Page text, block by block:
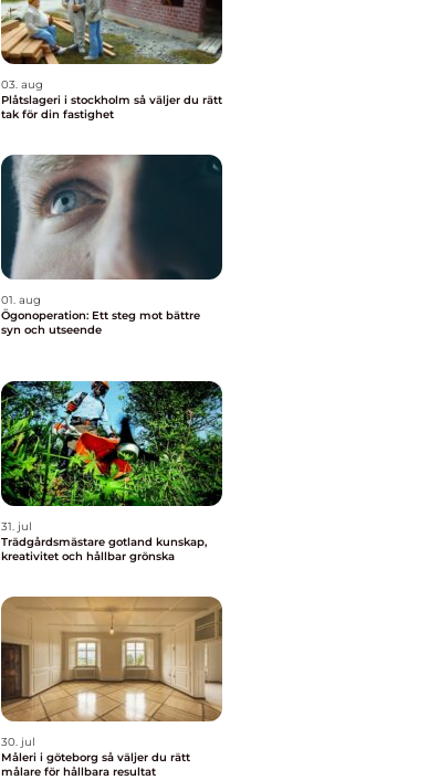
03. aug
Plåtslageri i stockholm så väljer du rätt
tak för din fastighet
01. aug
Ögonoperation: Ett steg mot bättre
syn och utseende
31. jul
Trädgårdsmästare gotland kunskap,
kreativitet och hållbar grönska
30. jul
Måleri i göteborg så väljer du rätt
målare för hållbara resultat